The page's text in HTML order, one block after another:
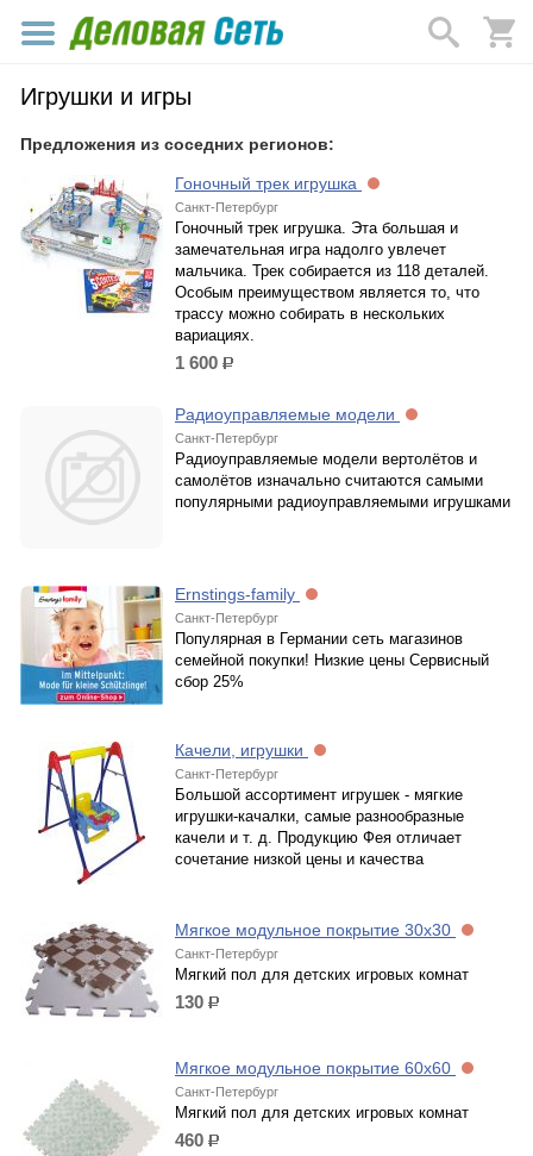
Игрушки и игры
Предложения из соседних регионов:
Гоночный трек игрушка
Санкт-Петербург
Гоночный трек игрушка. Эта большая и
замечательная игра надолго увлечет
мальчика. Трек собирается из 118 деталей.
Особым преимуществом является то, что
трассу можно собирать в нескольких
вариациях.
1 600 р.
Радиоуправляемые модели
Санкт-Петербург
Радиоуправляемые модели вертолётов и
самолётов изначально считаются самыми
популярными радиоуправляемыми игрушками
Ernstings-family
Санкт-Петербург
Популярная в Германии сеть магазинов
семейной покупки! Низкие цены Сервисный
сбор 25%
Качели, игрушки
Санкт-Петербург
Большой ассортимент игрушек - мягкие
игрушки-качалки, самые разнообразные
качели и т. д. Продукцию Фея отличает
сочетание низкой цены и качества
Мягкое модульное покрытие 30х30
Санкт-Петербург
Мягкий пол для детских игровых комнат
130 р.
Мягкое модульное покрытие 60х60
Санкт-Петербург
Мягкий пол для детских игровых комнат
460 р.